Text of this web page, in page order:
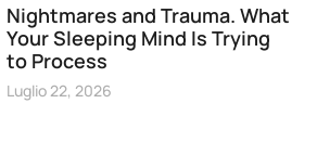
Nightmares and Trauma. What
Your Sleeping Mind Is Trying
to Process
Luglio 22, 2026